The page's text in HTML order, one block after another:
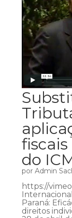
do
por Admin
https://
Paraná:
direitos